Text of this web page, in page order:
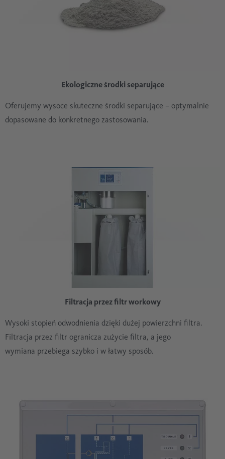
Ekologiczne środki separujące
Oferujemy wysoce skuteczne środki separujące – optymalnie
dopasowane do konkretnego zastosowania.
Filtracja przez filtr workowy
Wysoki stopień odwodnienia dzięki dużej powierzchni filtra.
Filtracja przez filtr ogranicza zużycie filtra, a jego
wymiana przebiega szybko i w łatwy sposób.